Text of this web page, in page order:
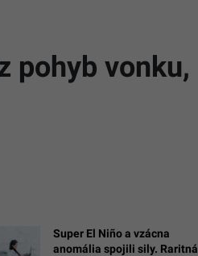
pohyb vonku,
Super El Niño a vzácna
anomália spojili sily. Raritná